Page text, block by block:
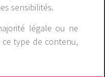
sensibilités.
légale ou ne
type de contenu,